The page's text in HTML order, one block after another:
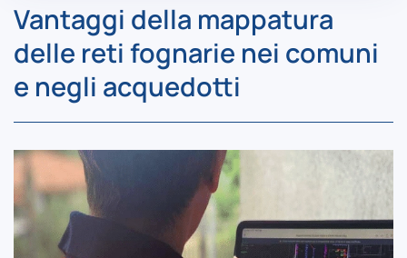
Vantaggi della mappatura
delle reti fognarie nei comuni
e negli acquedotti